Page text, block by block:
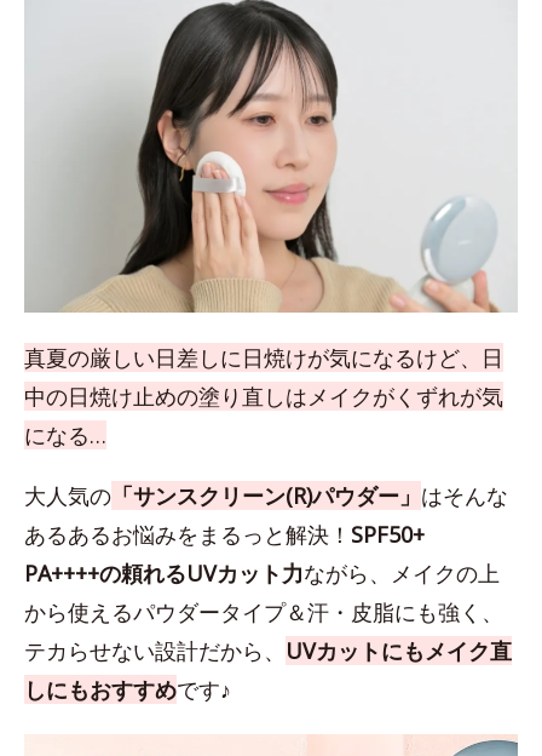
真夏の厳しい日差しに日焼けが気になるけど、日
中の日焼け止めの塗り直しはメイクがくずれが気
になる…
大人気の 「サンスクリーン(R)パウダー」 はそんな
あるあるお悩みをまるっと解決！ SPF50+
PA++++の頼れるUVカット力ながら、メイクの上
から使えるパウダータイプ＆汗・皮脂にも強く、
テカらせない設計だから、 UVカットにもメイク直
しにもおすすめです♪